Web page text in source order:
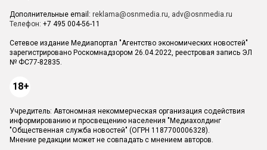
Дополнительные email: reklama@osnmedia.ru, adv@osnmedia.ru
Телефон: +7 495 004-56-11
Сетевое издание Медиапортал "Агентство экономических новостей"
зарегистрировано Роскомнадзором 26.04.2022, реестровая запись ЭЛ
№ ФС77-82835.
18+
Учредитель: Автономная некоммерческая организация содействия
информированию и просвещению населения "Медиахолдинг
"Общественная служба новостей" (ОГРН 1187700006328).
Мнение редакции может не совпадать с мнением авторов.